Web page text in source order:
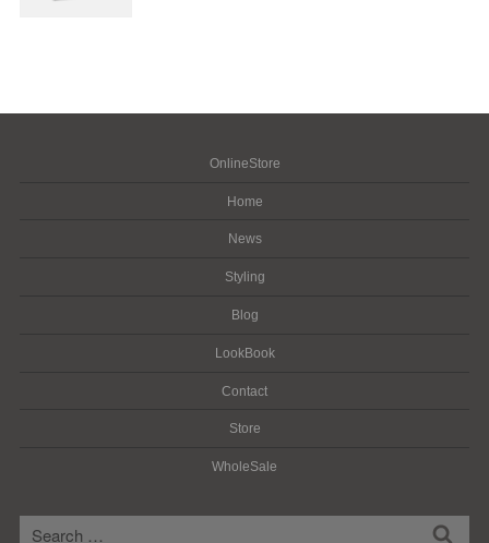
OnlineStore
Home
News
Styling
Blog
LookBook
Contact
Store
WholeSale